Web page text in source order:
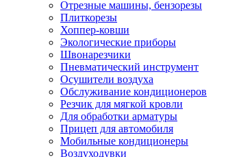
Отрезные машины, бензорезы
Плиткорезы
Хоппер-ковши
Экологические приборы
Швонарезчики
Пневматический инструмент
Осушители воздуха
Обслуживание кондиционеров
Резчик для мягкой кровли
Для обработки арматуры
Прицеп для автомобиля
Мобильные кондиционеры
Воздуходувки